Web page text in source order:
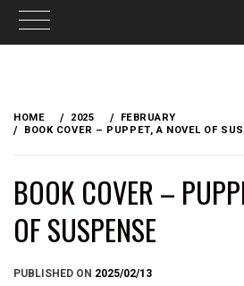
content
HOME 2025
FEBRUARY
BOOK COVER – PUPPET, A NOVEL OF
BOOK COVER –
OF SUSPENSE
PUBLISHED ON 2025/02/13